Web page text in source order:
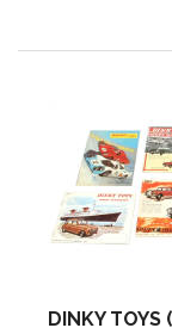
DINKY TOYS